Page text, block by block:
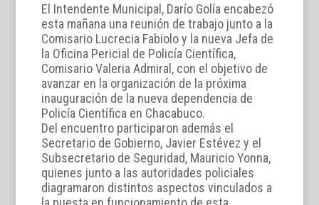
El Intendente Municipal, Darío Golía encabezó
esta mañana una reunión de trabajo junto a la
Comisario Lucrecia Fabiolo y la nueva Jefa de
la Oficina Pericial de Policía Científica,
Comisario Valeria Admiral, con el objetivo de
avanzar en la organización de la próxima
inauguración de la nueva dependencia de
Policía Científica en Chacabuco.
Del encuentro participaron además el
Secretario de Gobierno, Javier Estévez y el
Subsecretario de Seguridad, Mauricio Yonna,
quienes junto a las autoridades policiales
diagramaron distintos aspectos vinculados a